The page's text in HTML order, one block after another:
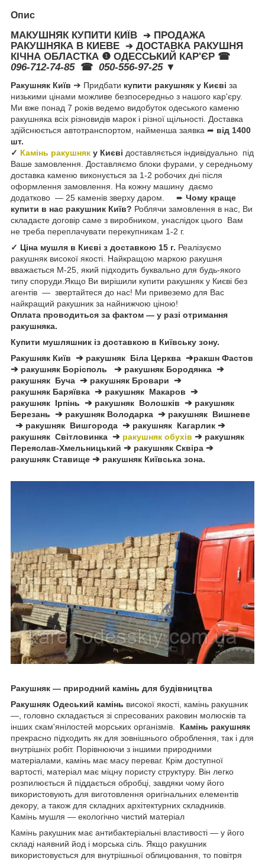
Опис
МАКУШНЯК КУПИТИ КИЇВ ➔ ПРОДАЖА
РАКУШНЯКА В КИЕВЕ
➔ ДОСТАВКА РАКУШНЯ
КІЧНА ОБЛАСТКА ❶ ОДЕССЬКИЙ КАР'ЄР ☎
096-712-74-85☎ 050-556-97-25▼
Ракушняк Київ ➔ Придбати купити ракушняк у Києві за
низькими цінами можливе безпосередньо з нашого кар'єру.
Ми вже понад 7 років ведемо видобуток одеського каменю
ракушняка всіх різновидів марок і різної щільності. Доставка
здійснюється автотранспортом, найменша заявка ➦ від 1400
шт.
✓ Камінь ракушняк у Києві доставляється індивідуально під
Ваше замовлення. Доставляємо блоки фурами, у середньому
доставка каменю виконується за 1-2 робочих дні після
оформлення замовлення. На кожну машину даємо
додатково — 25 каменів зверху даром. ➨ Чому краще
купити в нас ракушник Київ? Роблячи замовлення в нас, Ви
складаєте договір саме з виробником, унаслідок цього Вам
не треба переплачувати перекупникам 1-2 г.
✓ Ціна мушля в Києві з доставкою 15 г. Реалізуємо
ракушняк високої якості. Найкращою маркою ракушня
вважається М-25, який підходить буквально для будь-якого
типу споруди.Якщо Ви вирішили купити ракушняк у Києві без
агентів — звертайтеся до нас! Ми привеземо для Вас
найкращий ракушник за найнижчою ціною!
Оплата проводиться за фактом — у разі отримання
ракушняка.
Купити мушляшник із доставкою в Київську зону.
Ракушняк Київ ➔ ракушняк Біла Церква ➔ракшн Фастов
➔ ракушняк Борісполь ➔ ракушняк Бородянка ➔
ракушняк Буча ➔ ракушняк Бровари ➔
ракушняк Баряївка ➔ ракушняк Макаров ➔
ракушняк Ірпінь ➔ ракушняк Волошків ➔ ракушняк
Березань ➔ ракушняк Володарка ➔ ракушняк Вишневе
➔ ракушняк Вишгорода ➔ ракушняк Кагарлик ➔
ракушняк Світловинка ➔ ракушняк обухів ➔ ракушняк
Переяслав-Хмельницький ➔ ракушняк Сквіра ➔
ракушняк Ставище ➔ ракушняк Київська зона.
Ракушняк — природний камінь для будівництва
Ракушняк Одеський камінь високої якості, камінь ракушник
—, головно складається зі спресованих раковин молюсків та
інших скам'янілостей морських організмів.
Камінь ракушняк
прекрасно підходить як для зовнішнього оброблення, так і для
внутрішніх робіт. Порівнюючи з іншими природними
матеріалами, камінь має масу переваг. Крім доступної
вартості, матеріал має міцну пористу структуру. Він легко
розпилюється й піддається обробці, завдяки чому його
використовують для виготовлення оригінальних елементів
декору, а також для складних архітектурних складників.
Камінь мушля — екологічно чистий матеріал
Камінь ракушник має антибактеріальні властивості — у його
складі наявний йод і морська сіль. Якщо ракушник
використовується для внутрішньої облицювання, то повітря